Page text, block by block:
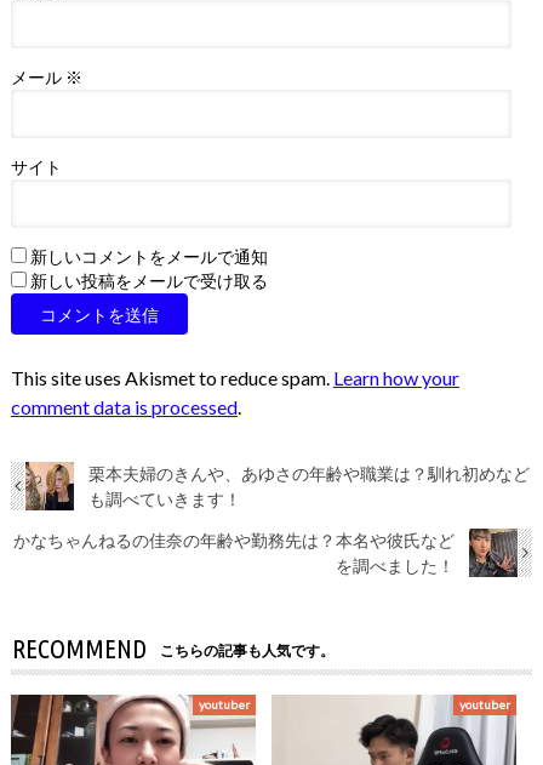
メール ※
サイト
新しいコメントをメールで通知
新しい投稿をメールで受け取る
This site uses Akismet to reduce spam. Learn how your
comment data is processed.
栗本夫婦のきんや、あゆさの年齢や職業は？馴れ初めなど
も調べていきます！
かなちゃんねるの佳奈の年齢や勤務先は？本名や彼氏など
を調べました！
RECOMMEND こちらの記事も人気です。
youtuber youtuber